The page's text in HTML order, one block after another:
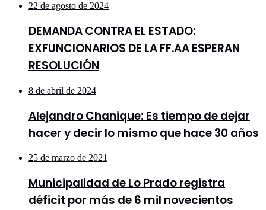
22 de agosto de 2024
DEMANDA CONTRA EL ESTADO:
EXFUNCIONARIOS DE LA FF.AA ESPERAN
RESOLUCIÓN
8 de abril de 2024
Alejandro Chanique: Es tiempo de dejar
hacer y decir lo mismo que hace 30 años
25 de marzo de 2021
Municipalidad de Lo Prado registra
déficit por más de 6 mil novecientos